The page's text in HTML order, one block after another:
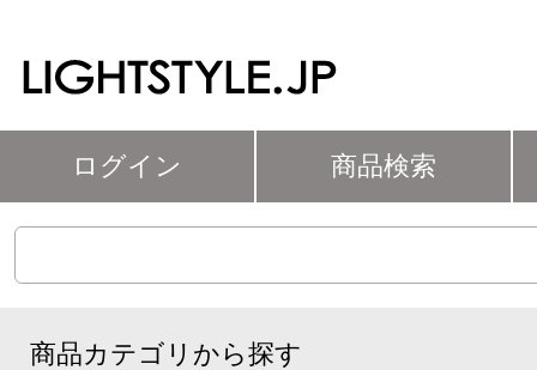
ログイン 商品検索
商品カテゴリから探す